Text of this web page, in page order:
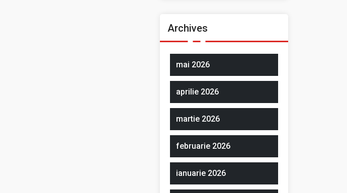
Archives
mai 2026
aprilie 2026
martie 2026
februarie 2026
ianuarie 2026